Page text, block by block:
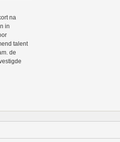
na
in
talent
de